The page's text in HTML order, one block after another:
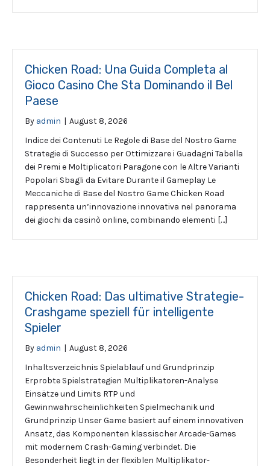
Chicken Road: Una Guida Completa al
Gioco Casino Che Sta Dominando il Bel
Paese
By admin | August 8, 2026
Indice dei Contenuti Le Regole di Base del Nostro Game
Strategie di Successo per Ottimizzare i Guadagni Tabella
dei Premi e Moltiplicatori Paragone con le Altre Varianti
Popolari Sbagli da Evitare Durante il Gameplay Le
Meccaniche di Base del Nostro Game Chicken Road
rappresenta un’innovazione innovativa nel panorama
dei giochi da casinò online, combinando elementi […]
Chicken Road: Das ultimative Strategie-
Crashgame speziell für intelligente
Spieler
By admin | August 8, 2026
Inhaltsverzeichnis Spielablauf und Grundprinzip
Erprobte Spielstrategien Multiplikatoren-Analyse
Einsätze und Limits RTP und
Gewinnwahrscheinlichkeiten Spielmechanik und
Grundprinzip Unser Game basiert auf einem innovativen
Ansatz, das Komponenten klassischer Arcade-Games
mit modernem Crash-Gaming verbindet. Die
Besonderheit liegt in der flexiblen Multiplikator-